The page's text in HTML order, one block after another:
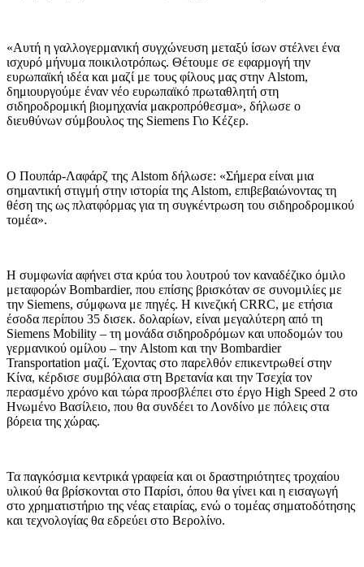
«Αυτή η γαλλογερμανική συγχώνευση μεταξύ ίσων στέλνει ένα
ισχυρό μήνυμα ποικιλοτρόπως. Θέτουμε σε εφαρμογή την
ευρωπαϊκή ιδέα και μαζί με τους φίλους μας στην Alstom,
δημιουργούμε έναν νέο ευρωπαϊκό πρωταθλητή στη
σιδηροδρομική βιομηχανία μακροπρόθεσμα», δήλωσε ο
διευθύνων σύμβουλος της Siemens Γιο Κέζερ.
Ο Πουπάρ-Λαφάρζ της Alstom δήλωσε: «Σήμερα είναι μια
σημαντική στιγμή στην ιστορία της Alstom, επιβεβαιώνοντας τη
θέση της ως πλατφόρμας για τη συγκέντρωση του σιδηροδρομικού
τομέα».
Η συμφωνία αφήνει στα κρύα του λουτρού τον καναδέζικο όμιλο
μεταφορών Bombardier, που επίσης βρισκόταν σε συνομιλίες με
την Siemens, σύμφωνα με πηγές. Η κινεζική CRRC, με ετήσια
έσοδα περίπου 35 δισεκ. δολαρίων, είναι μεγαλύτερη από τη
Siemens Mobility – τη μονάδα σιδηροδρόμων και υποδομών του
γερμανικού ομίλου – την Alstom και την Bombardier
Transportation μαζί. Έχοντας στο παρελθόν επικεντρωθεί στην
Κίνα, κέρδισε συμβόλαια στη Βρετανία και την Τσεχία τον
περασμένο χρόνο και τώρα προσβλέπει στο έργο High Speed 2 στο
Ηνωμένο Βασίλειο, που θα συνδέει το Λονδίνο με πόλεις στα
βόρεια της χώρας.
Τα παγκόσμια κεντρικά γραφεία και οι δραστηριότητες τροχαίου
υλικού θα βρίσκονται στο Παρίσι, όπου θα γίνει και η εισαγωγή
στο χρηματιστήριο της νέας εταιρίας, ενώ ο τομέας σηματοδότησης
και τεχνολογίας θα εδρεύει στο Βερολίνο.